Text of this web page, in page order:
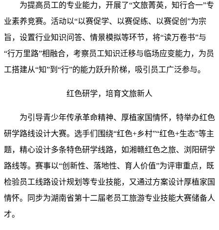
为提高员工的专业能力，开展了“文旅菁英，知行合一”专
业素养竞赛。活动以“以赛促学、以赛促练、以赛促创”为宗
旨，设置行业知识问答、情景模拟等环节，将“读万卷书”与
“行万里路”相融合，考察员工知识迁移与临场应变能力，为员
工搭建从“知”到“行”的能力跃升阶梯，吸引员工广泛参与。
红色研学， 培育文旅新人
为引导青少年传承革命精神、厚植家国情怀，特举办红色
研学路线设计大赛。选手们围绕“红色+乡村”“红色+生态”等主
题，精心设计多条特色研学线路，如湘赣红色之旅、浏阳研学
路线等。赛事以“创新性、落地性、育人价值”为评审重点，既
检验员工线路设计规划等专业技能，又通过方案设计厚植家国
情怀。同步为湖南省第十二届老员工旅游专业技能大赛储备人
才。